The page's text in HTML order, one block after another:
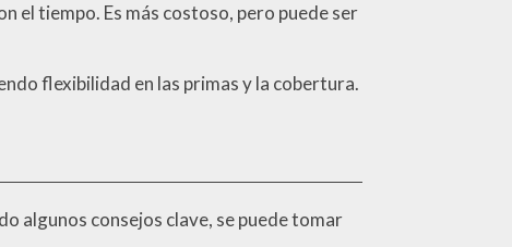
el tiempo. Es más costoso, pero puede ser
flexibilidad en las primas y la cobertura.
algunos consejos clave, se puede tomar